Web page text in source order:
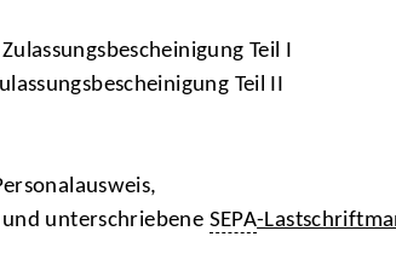
Teil I
Teil II
unterschriebene SEPA-